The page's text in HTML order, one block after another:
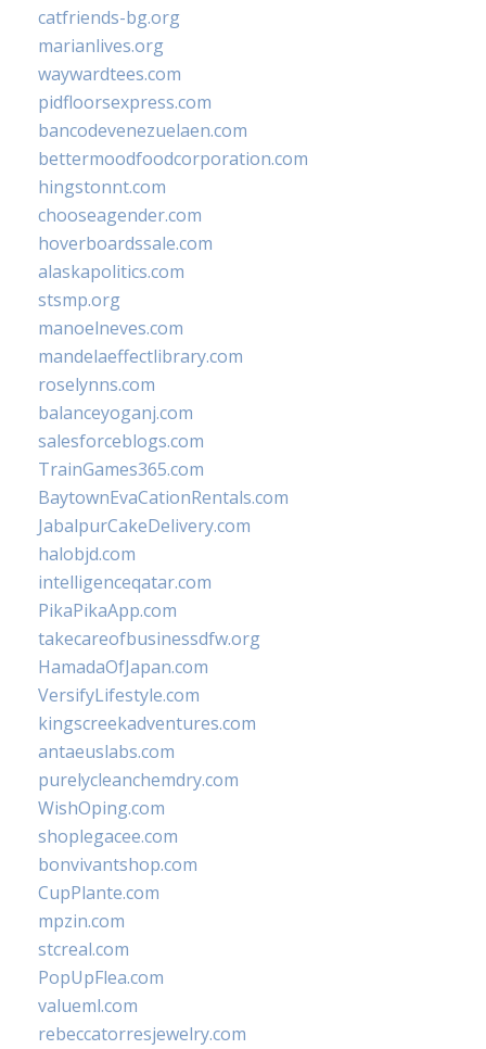
catfriends-bg.org
marianlives.org
waywardtees.com
pidfloorsexpress.com
bancodevenezuelaen.com
bettermoodfoodcorporation.com
hingstonnt.com
chooseagender.com
hoverboardssale.com
alaskapolitics.com
stsmp.org
manoelneves.com
mandelaeffectlibrary.com
roselynns.com
balanceyoganj.com
salesforceblogs.com
TrainGames365.com
BaytownEvaCationRentals.com
JabalpurCakeDelivery.com
halobjd.com
intelligenceqatar.com
PikaPikaApp.com
takecareofbusinessdfw.org
HamadaOfJapan.com
VersifyLifestyle.com
kingscreekadventures.com
antaeuslabs.com
purelycleanchemdry.com
WishOping.com
shoplegacee.com
bonvivantshop.com
CupPlante.com
mpzin.com
stcreal.com
PopUpFlea.com
valueml.com
rebeccatorresjewelry.com